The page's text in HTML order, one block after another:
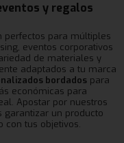
y regalos
perfectos para múltiples
eventos corporativos
de materiales y
adaptados a tu marca
bordados para
económicas para
Apostar por nuestros
garantizar un producto
con tus objetivos.